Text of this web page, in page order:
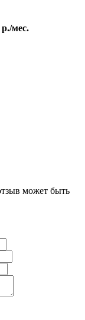
р./мес.
может быть